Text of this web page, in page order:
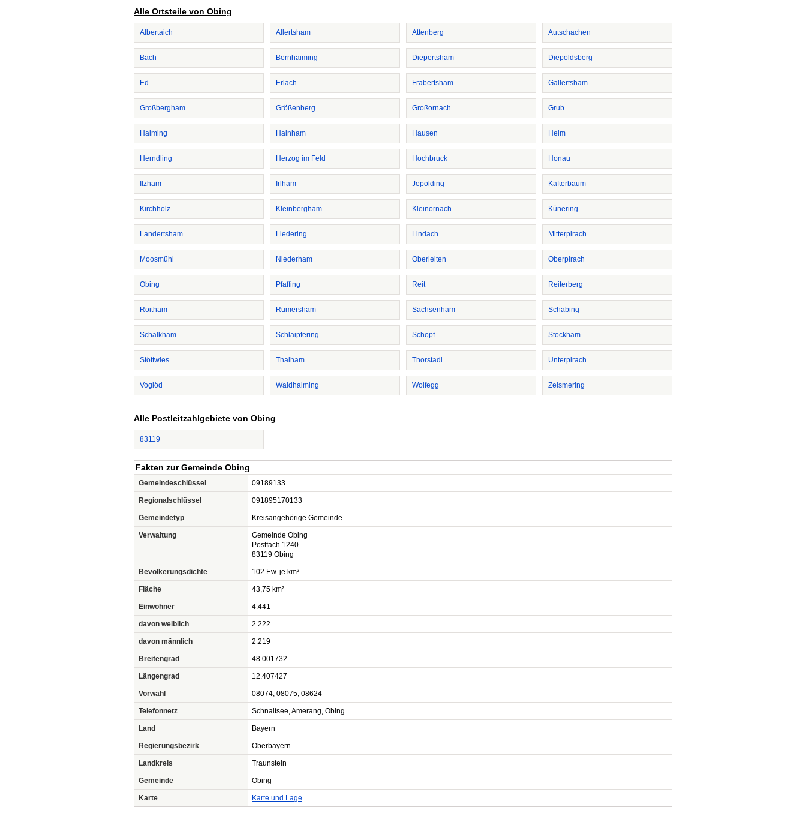
Alle Ortsteile von Obing
Albertaich Allertsham Attenberg Autschachen
Bach Bernhaiming Diepertsham Diepoldsberg
Ed Erlach Frabertsham Gallertsham
Großbergham Größenberg Großornach Grub
Haiming Hainham Hausen Helm
Herndling Herzog im Feld Hochbruck Honau
Ilzham Irlham Jepolding Kafterbaum
Kirchholz Kleinbergham Kleinornach Künering
Landertsham Liedering Lindach Mitterpirach
Moosmühl Niederham Oberleiten Oberpirach
Obing Pfaffing Reit Reiterberg
Roitham Rumersham Sachsenham Schabing
Schalkham Schlaipfering Schopf Stockham
Stöttwies Thalham Thorstadl Unterpirach
Voglöd Waldhaiming Wolfegg Zeismering
Alle Postleitzahlgebiete von Obing
83119
Fakten zur Gemeinde Obing
Gemeindeschlüssel 09189133
Regionalschlüssel 091895170133
Gemeindetyp Kreisangehörige Gemeinde
Verwaltung
Gemeinde Obing
Postfach 1240
83119 Obing
Bevölkerungsdichte 102 Ew. je km²
Fläche 43,75 km²
Einwohner 4.441
davon weiblich 2.222
davon männlich 2.219
Breitengrad 48.001732
Längengrad 12.407427
Vorwahl 08074, 08075, 08624
Telefonnetz Schnaitsee, Amerang, Obing
Land Bayern
Regierungsbezirk Oberbayern
Landkreis Traunstein
Gemeinde Obing
Karte Karte und Lage